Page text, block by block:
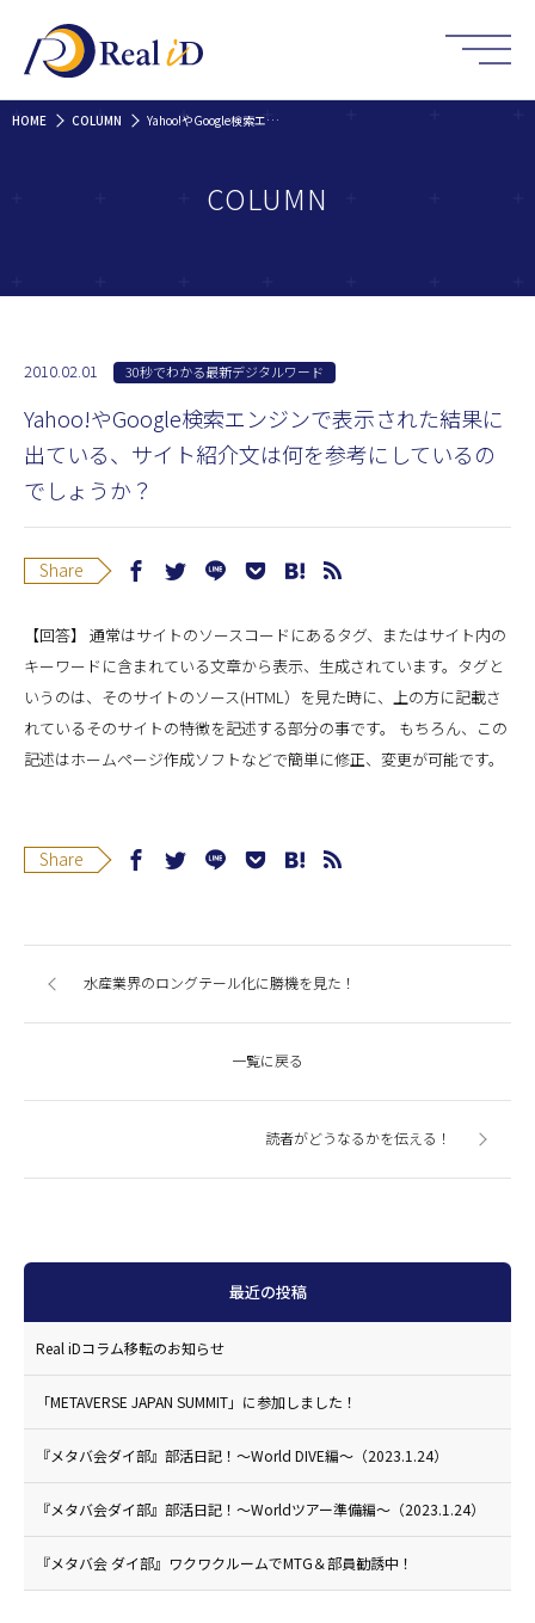
HOME COLUMN Yahoo!やGoogle検索エンジンで表示された結果に出ている、サイト紹介文は何を参考にしているのでしょうか？
COLUMN
2010.02.01 30秒でわかる最新デジタルワード
Yahoo!やGoogle検索エンジンで表示された結果に
出ている、サイト紹介文は何を参考にしているの
でしょうか？
Share
【回答】 通常はサイトのソースコードにあるタグ、またはサイト内の
キーワードに含まれている文章から表示、生成されています。タグと
いうのは、そのサイトのソース(HTML）を見た時に、上の方に記載さ
れているそのサイトの特徴を記述する部分の事です。 もちろん、この
記述はホームページ作成ソフトなどで簡単に修正、変更が可能です。
Share
水産業界のロングテール化に勝機を見た！
一覧に戻る
読者がどうなるかを伝える！
最近の投稿
Real iDコラム移転のお知らせ
「METAVERSE JAPAN SUMMIT」に参加しました！
『メタバ会ダイ部』部活日記！〜World DIVE編〜（2023.1.24）
『メタバ会ダイ部』部活日記！〜Worldツアー準備編〜（2023.1.24）
『メタバ会 ダイ部』ワクワクルームでMTG＆部員勧誘中！